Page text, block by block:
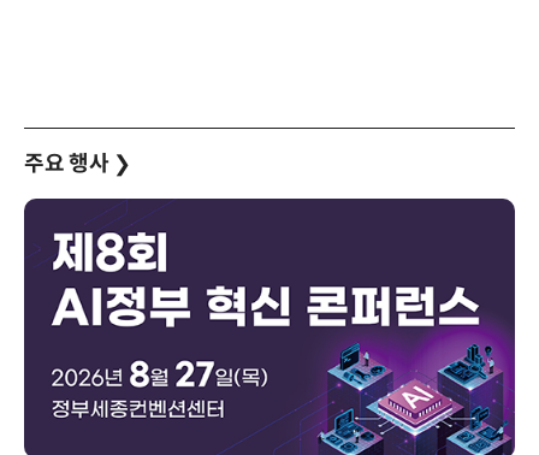
주요 행사 ❯